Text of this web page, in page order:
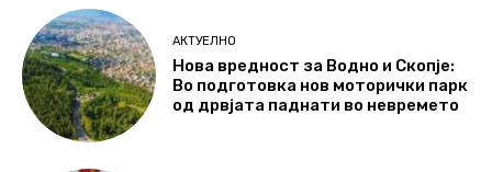
АКТУЕЛНО
Нова вредност за Водно и Скопје:
Во подготовка нов моторички парк
од дрвјата паднати во невремето